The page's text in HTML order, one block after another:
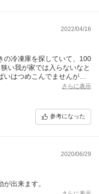
2022/04/16
の冷凍庫を探していて、100
い我が家では入らないなと
はつめこんでませんが、
と重量で良かったです。
さらに表示
参考になった
2020/06/29
出来ます。